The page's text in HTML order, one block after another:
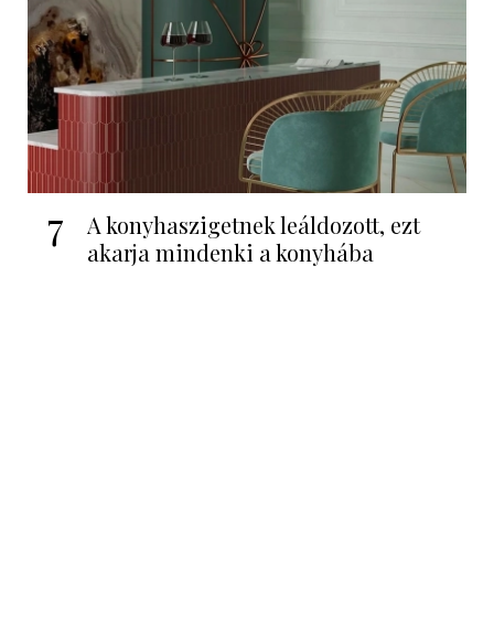
7
A konyhaszigetnek leáldozott, ezt
akarja mindenki a konyhába